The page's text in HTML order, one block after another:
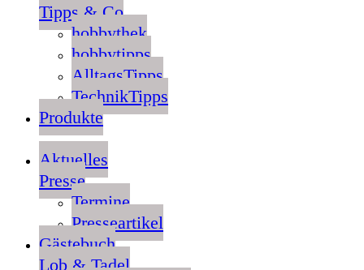
Tipps & Co
hobbythek
hobbytipps
AlltagsTipps
TechnikTipps
Produkte
Aktuelles
Presse
Termine
Presseartikel
Gästebuch
Lob & Tadel